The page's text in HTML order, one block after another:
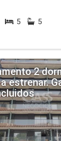
5 5
2
estrenar.